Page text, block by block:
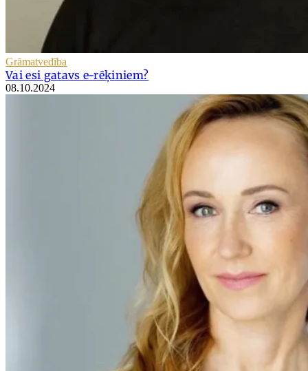
Grāmatvedība
Vai esi gatavs e-rēķiniem?
08.10.2024